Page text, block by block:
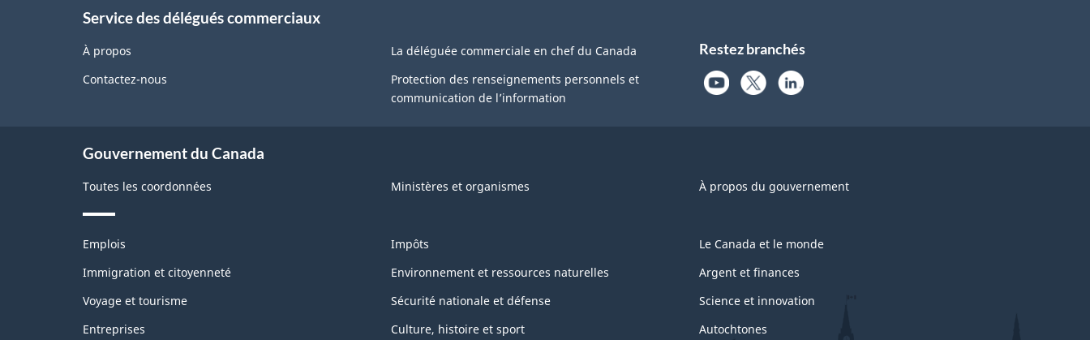
Service des délégués commerciaux
À propos
La déléguée commerciale en chef du Canada
Contactez-nous
Protection des renseignements personnels et
communication de l’information
Restez branchés
Gouvernement du Canada
Toutes les coordonnées Ministères et organismes À propos du gouvernement
Thèmes
sujets
Emplois
Immigration et citoyenneté
Voyage et tourisme
Entreprises
Impôts
Environnement et ressources naturelles
Sécurité nationale et défense
Culture, histoire et sport
Le Canada et le monde
Argent et finances
Science et innovation
Autochtones